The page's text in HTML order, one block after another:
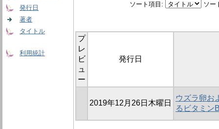
発行日
著者
タイトル
利用統計
ソート項目: ソー
プ
レ
ビ
ュ
ー
発行日
2019年12月26日木曜日
ウズラ卵お
るビタミン